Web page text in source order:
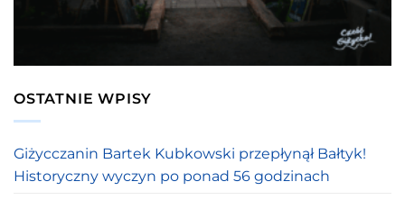
OSTATNIE WPISY
Giżycczanin Bartek Kubkowski przepłynął Bałtyk!
Historyczny wyczyn po ponad 56 godzinach